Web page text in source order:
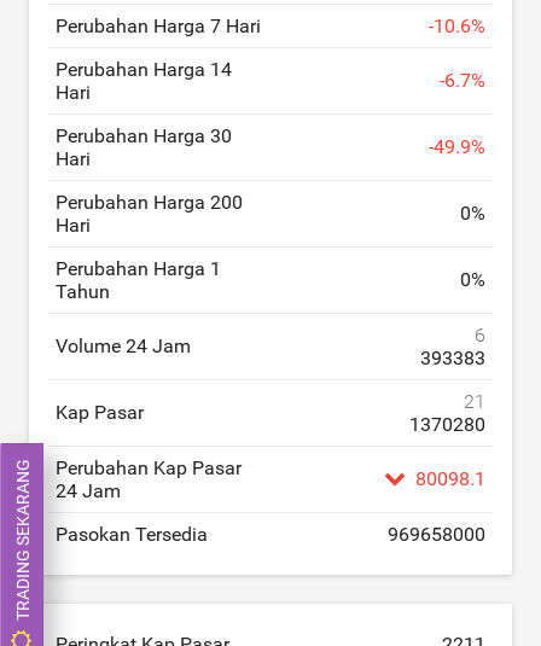
Perubahan Harga 7 Hari -10.6%
Perubahan Harga 14
Hari
-6.7%
Perubahan Harga 30
Hari
-49.9%
Perubahan Harga 200
Hari
0%
Perubahan Harga 1
Tahun
0%
Volume 24 Jam
6
393383
Kap Pasar
21
1370280
Perubahan Kap Pasar
24 Jam
80098.1
Pasokan Tersedia 969658000
TRADING SEKARANG